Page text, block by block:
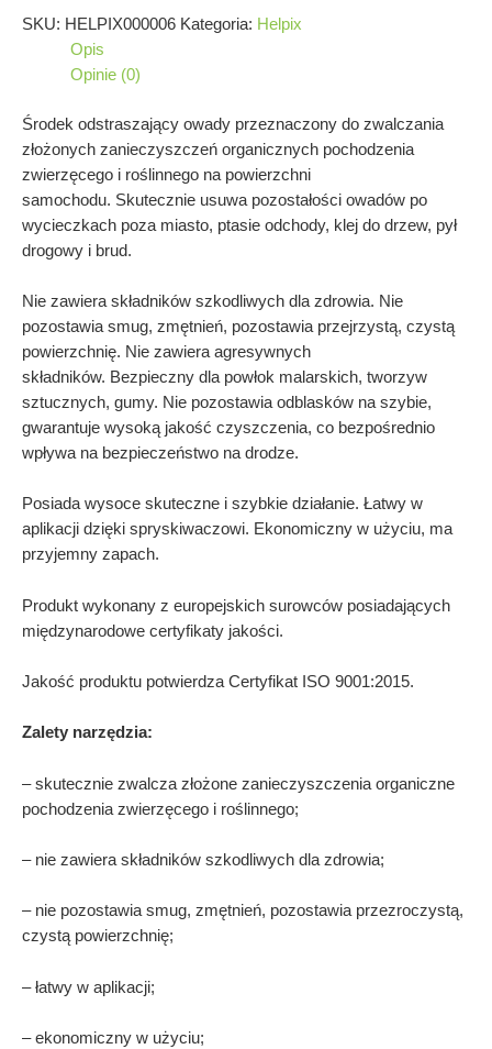
SKU: HELPIX000006 Kategoria: Helpix
Opis
Opinie (0)
Środek odstraszający owady przeznaczony do zwalczania
złożonych zanieczyszczeń organicznych pochodzenia
zwierzęcego i roślinnego na powierzchni
samochodu. Skutecznie usuwa pozostałości owadów po
wycieczkach poza miasto, ptasie odchody, klej do drzew, pył
drogowy i brud.
Nie zawiera składników szkodliwych dla zdrowia. Nie
pozostawia smug, zmętnień, pozostawia przejrzystą, czystą
powierzchnię. Nie zawiera agresywnych
składników. Bezpieczny dla powłok malarskich, tworzyw
sztucznych, gumy. Nie pozostawia odblasków na szybie,
gwarantuje wysoką jakość czyszczenia, co bezpośrednio
wpływa na bezpieczeństwo na drodze.
Posiada wysoce skuteczne i szybkie działanie. Łatwy w
aplikacji dzięki spryskiwaczowi. Ekonomiczny w użyciu, ma
przyjemny zapach.
Produkt wykonany z europejskich surowców posiadających
międzynarodowe certyfikaty jakości.
Jakość produktu potwierdza Certyfikat ISO 9001:2015.
Zalety narzędzia:
– skutecznie zwalcza złożone zanieczyszczenia organiczne
pochodzenia zwierzęcego i roślinnego;
– nie zawiera składników szkodliwych dla zdrowia;
– nie pozostawia smug, zmętnień, pozostawia przezroczystą,
czystą powierzchnię;
– łatwy w aplikacji;
– ekonomiczny w użyciu;